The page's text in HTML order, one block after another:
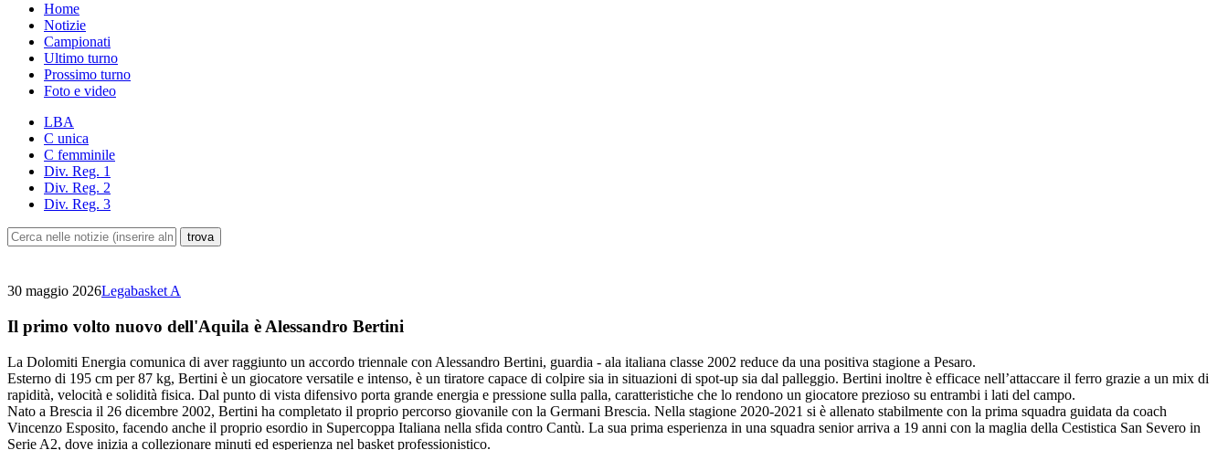
Home
Notizie
Campionati
Ultimo turno
Prossimo turno
Foto e video
LBA
C unica
C femminile
Div. Reg. 1
Div. Reg. 2
Div. Reg. 3
30 maggio 2026Legabasket A
Il primo volto nuovo dell'Aquila è Alessandro Bertini
La Dolomiti Energia comunica di aver raggiunto un accordo triennale con Alessandro Bertini, guardia - ala italiana classe 2002 reduce da una positiva stagione a Pesaro.
Esterno di 195 cm per 87 kg, Bertini è un giocatore versatile e intenso, è un tiratore capace di colpire sia in situazioni di spot-up sia dal palleggio. Bertini inoltre è efficace nell’attaccare il ferro grazie a un mix di
rapidità, velocità e solidità fisica. Dal punto di vista difensivo porta grande energia e pressione sulla palla, caratteristiche che lo rendono un giocatore prezioso su entrambi i lati del campo.
Nato a Brescia il 26 dicembre 2002, Bertini ha completato il proprio percorso giovanile con la Germani Brescia. Nella stagione 2020-2021 si è allenato stabilmente con la prima squadra guidata da coach
Vincenzo Esposito, facendo anche il proprio esordio in Supercoppa Italiana nella sfida contro Cantù. La sua prima esperienza in una squadra senior arriva a 19 anni con la maglia della Cestistica San Severo in
Serie A2, dove inizia a collezionare minuti ed esperienza nel basket professionistico.